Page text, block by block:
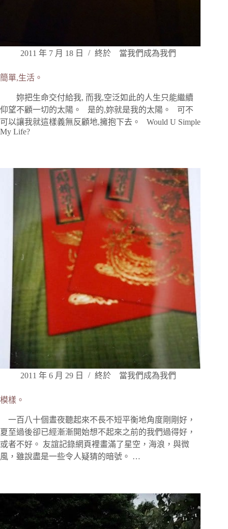
2011 年 7 月 18 日 終於 當我們成為我們
簡單,生活。
妳把生命交付給我, 而我,空泛如此的人生只能繼續
仰望不顧一切的太陽。 是的,妳就是我的太陽。 可不
可以讓我就這樣義無反顧地,擁抱下去。 Would U Simple
My Life?
2011 年 6 月 29 日 終於 當我們成為我們
模樣。
一百八十個晝夜聽起來不長不短平衡地角度剛剛好，
夏至過後卻已經漸漸開始想不起來之前的我們過得好，
或者不好。 友誼記錄網頁裡畫滿了星空，海浪，與微
風，雖說盡是一些令人疑猜的暗號。 …